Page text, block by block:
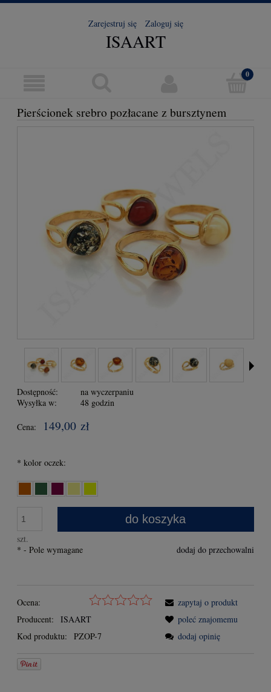
Zarejestruj się Zaloguj się
ISAART
Pierścionek srebro pozłacane z bursztynem
Dostępność:
na wyczerpaniu
Wysyłka w:
48 godzin
Cena: 149,00 zł
* kolor oczek:
szt.
do koszyka
dodaj do przechowalni
* - Pole wymagane
Ocena:
Producent:
ISAART
Kod produktu:
PZOP-7
zapytaj o produkt
poleć znajomemu
dodaj opinię